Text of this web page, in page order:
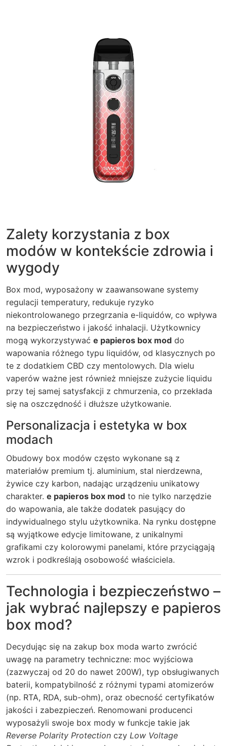
Zalety korzystania z box
modów w kontekście zdrowia i
wygody
Box mod, wyposażony w zaawansowane systemy
regulacji temperatury, redukuje ryzyko
niekontrolowanego przegrzania e-liquidów, co wpływa
na bezpieczeństwo i jakość inhalacji. Użytkownicy
mogą wykorzystywać e papieros box mod do
wapowania różnego typu liquidów, od klasycznych po
te z dodatkiem CBD czy mentolowych. Dla wielu
vaperów ważne jest również mniejsze zużycie liquidu
przy tej samej satysfakcji z chmurzenia, co przekłada
się na oszczędność i dłuższe użytkowanie.
Personalizacja i estetyka w box
modach
Obudowy box modów często wykonane są z
materiałów premium tj. aluminium, stal nierdzewna,
żywice czy karbon, nadając urządzeniu unikatowy
charakter. e papieros box mod to nie tylko narzędzie
do wapowania, ale także dodatek pasujący do
indywidualnego stylu użytkownika. Na rynku dostępne
są wyjątkowe edycje limitowane, z unikalnymi
grafikami czy kolorowymi panelami, które przyciągają
wzrok i podkreślają osobowość właściciela.
Technologia i bezpieczeństwo –
jak wybrać najlepszy e papieros
box mod?
Decydując się na zakup box moda warto zwrócić
uwagę na parametry techniczne: moc wyjściowa
(zazwyczaj od 20 do nawet 200W), typ obsługiwanych
baterii, kompatybilność z różnymi typami atomizerów
(np. RTA, RDA, sub-ohm), oraz obecność certyfikatów
jakości i zabezpieczeń. Renomowani producenci
wyposażyli swoje box mody w funkcje takie jak
Reverse Polarity Protection czy Low Voltage